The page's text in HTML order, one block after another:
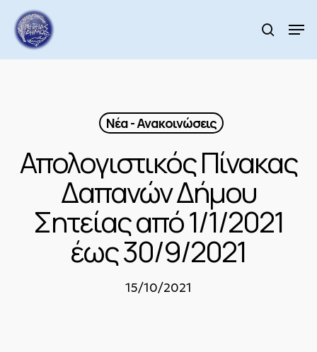
main
content
search
Νέα - Ανακοινώσεις
Απολογιστικός Πίνακας
Δαπανών Δήμου
Σητείας από 1/1/2021
έως 30/9/2021
15/10/2021
Menu